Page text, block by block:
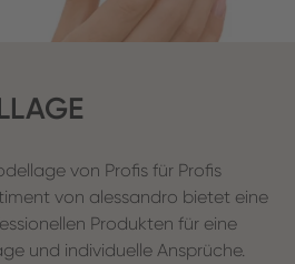
von Profis für Profis
von alessandro bietet eine
Produkten für eine
und individuelle Ansprüche.